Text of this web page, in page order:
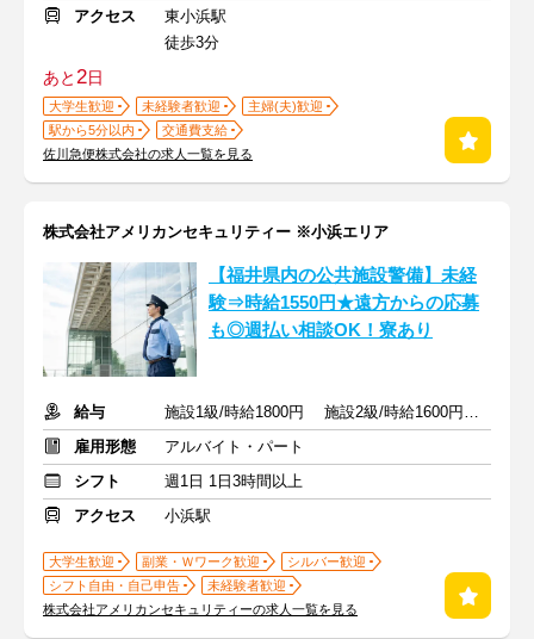
アクセス
東小浜駅
徒歩3分
あと2日
大学生歓迎 未経験者歓迎
主婦(夫)歓迎
駅から5分以内
交通費支給
佐川急便株式会社の求人一覧を見る
株式会社アメリカンセキュリティー ※小浜エリア
【福井県内の公共施設警備】未経
験⇒時給1550円★遠方からの応募
も◎週払い相談OK！寮あり
給与
施設1級/時給1800円 施設2級/時給1600円 未経験/時給1550円
雇用形態
アルバイト・パート
シフト
週1日 1日3時間以上
アクセス
小浜駅
大学生歓迎 副業・Ｗワーク歓迎
シルバー歓迎
シフト自由・自己申告
未経験者歓迎
株式会社アメリカンセキュリティーの求人一覧を見る